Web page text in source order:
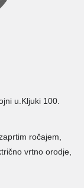
u.Kljuki 100.
ročajem,
vrtno orodje,